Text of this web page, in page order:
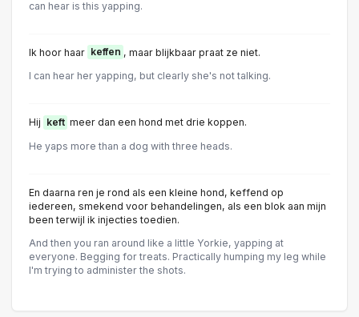
can hear is this yapping.
Ik hoor haar keffen , maar blijkbaar praat ze niet.
I can hear her yapping, but clearly she's not talking.
Hij keft meer dan een hond met drie koppen.
He yaps more than a dog with three heads.
En daarna ren je rond als een kleine hond, keffend op
iedereen, smekend voor behandelingen, als een blok aan mijn
been terwijl ik injecties toedien.
And then you ran around like a little Yorkie, yapping at
everyone. Begging for treats. Practically humping my leg while
I'm trying to administer the shots.